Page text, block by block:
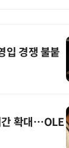
입 경쟁 불붙
간 확대…OLE